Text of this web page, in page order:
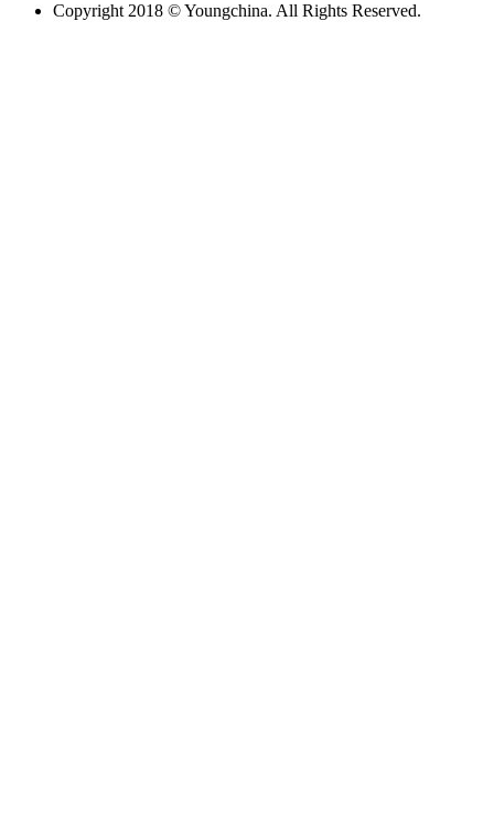
Copyright 2018 © Youngchina. All Rights Reserved.